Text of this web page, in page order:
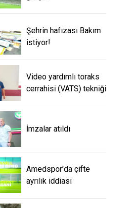
Şehrin hafızası Bakım
istiyor!
Video yardımlı toraks
cerrahisi (VATS) tekniği
İmzalar atıldı
Amedspor’da çifte
ayrılık iddiası